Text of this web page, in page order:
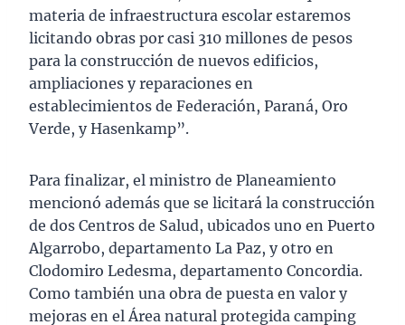
materia de infraestructura escolar estaremos
licitando obras por casi 310 millones de pesos
para la construcción de nuevos edificios,
ampliaciones y reparaciones en
establecimientos de Federación, Paraná, Oro
Verde, y Hasenkamp”.
Para finalizar, el ministro de Planeamiento
mencionó además que se licitará la construcción
de dos Centros de Salud, ubicados uno en Puerto
Algarrobo, departamento La Paz, y otro en
Clodomiro Ledesma, departamento Concordia.
Como también una obra de puesta en valor y
mejoras en el Área natural protegida camping